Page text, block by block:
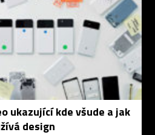
ukazující kde všude a jak
design